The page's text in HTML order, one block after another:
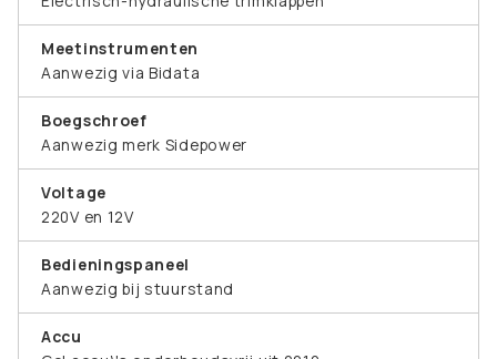
Meetinstrumenten
Aanwezig via Bidata
Boegschroef
Aanwezig merk Sidepower
Voltage
220V en 12V
Bedieningspaneel
Aanwezig bij stuurstand
Accu